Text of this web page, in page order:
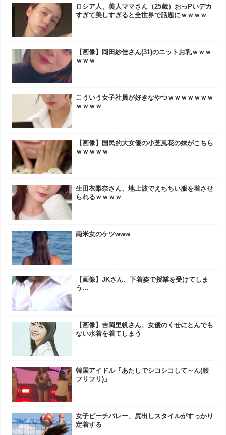
ロシア人、美人ママさん（25歳）おっPいデカ
すぎて美しすぎると全世界で話題にｗｗｗｗ
【画像】岡田紗佳さん(31)のニットお乳ｗｗｗ
ｗｗｗ
こういう女子社員が好きなやつｗｗｗｗｗｗｗ
ｗｗｗｗ
【画像】国民的大女優の小芝風花の妹がこちら
ｗｗｗｗｗ
生田衣梨奈さん、地上波でえちちい服を着させ
られるｗｗｗｗ
南米女のケツwww
【画像】JKさん、下着姿で授業を受けてしま
う…
【画像】吉岡里帆さん、女優のくせにとんでも
ない水着を着てしまう
韓国アイドル「あたしでシコシコして～ん(腰
フリフリ)」
女子ビーチバレー、尻出しスタイルがすっかり
定着する